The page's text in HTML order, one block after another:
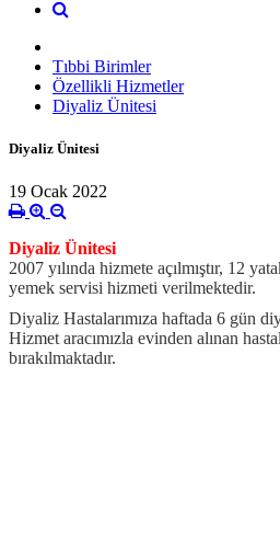
Tıbbi Birimler
Özellikli Hizmetler
Diyaliz Ünitesi
Diyaliz Ünitesi
19 Ocak 2022
Diyaliz Ünitesi
2007 yılında hizmete açılmıştır, 12
yemek servisi hizmeti verilmektedir.
Diyaliz Hastalarımıza haftada 6 gün
Hizmet aracımızla evinden alınan
bırakılmaktadır.